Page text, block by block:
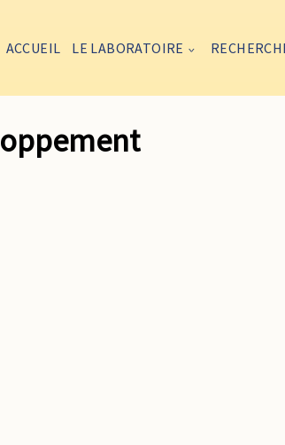
ACCUEIL LE LABORATOIRE